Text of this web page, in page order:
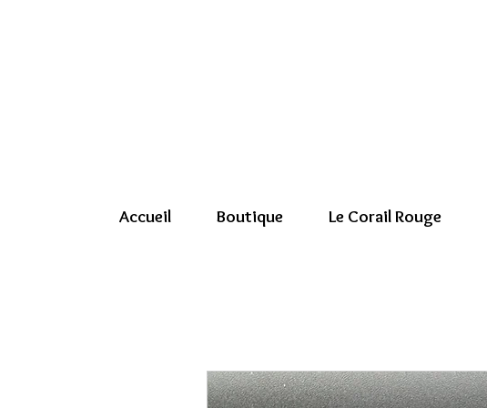
Accueil Boutique Le Corail Rouge